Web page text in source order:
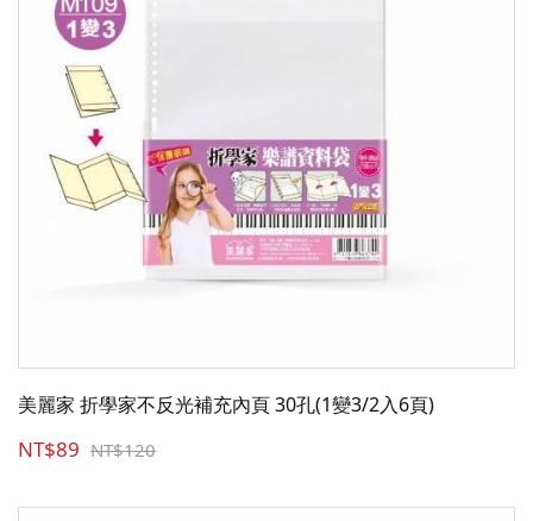
美麗家 折學家不反光補充內頁 30孔(1變3/2入6頁)
NT$89 NT$120